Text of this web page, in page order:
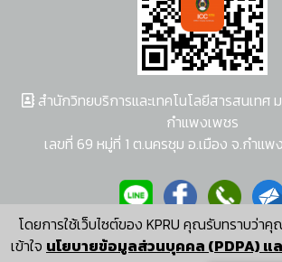
โดยการใช้เว็บไซต์ของ KPRU คุณรับทราบว่าคุ
เข้าใจ นโยบายข้อมูลส่วนบุคคล (PDPA) แ
สำนักวิทยบริการและเทคโนโลยีสารสนเทศ
กำแพงเพชร
เลขที่ 69 หมู่ที่ 1 ต.นครชุม อ.เมือง จ.กำแ
ผู้พัฒนาระบบ อนุชา พวงผก